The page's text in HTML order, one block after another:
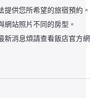
提供您所希望的旅宿預約。
網站照片不同的房型。
新消息煩請查看飯店官方網